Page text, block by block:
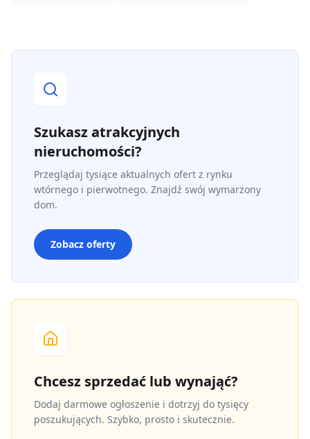
Szukasz atrakcyjnych
nieruchomości?
Przeglądaj tysiące aktualnych ofert z rynku
wtórnego i pierwotnego. Znajdź swój wymarzony
dom.
Zobacz oferty
Chcesz sprzedać lub wynająć?
Dodaj darmowe ogłoszenie i dotrzyj do tysięcy
poszukujących. Szybko, prosto i skutecznie.